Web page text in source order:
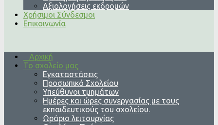
Αξιολογήσεις εκδρομών
Χρήσιμοι Σύνδεσμοι
Επικοινωνία
Αρχική
Το σχολείο μας
Εγκαταστάσεις
Προσωπικό Σχολείου
Υπεύθυνοι τμημάτων
Ημέρες και ώρες συνεργασίας με τους
εκπαιδευτικούς του σχολείου.
Ωράριο λειτουργίας